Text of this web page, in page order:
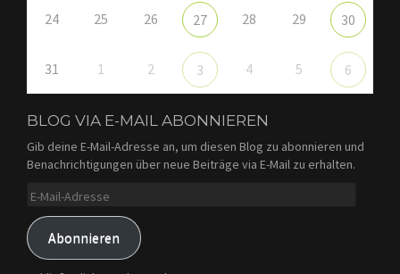
24 25 26 27 28 29 30
31 1 2 3 4 5 6
BLOG VIA E-MAIL ABONNIEREN
Gib deine E-Mail-Adresse an, um diesen Blog zu abonnieren und
Benachrichtigungen über neue Beiträge via E-Mail zu erhalten.
E-
Adresse
Abonnieren